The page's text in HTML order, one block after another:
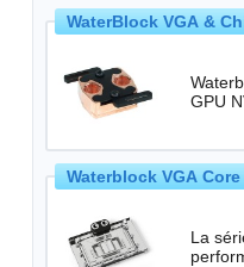
WaterBlock VGA &
Waterblock VGA
La